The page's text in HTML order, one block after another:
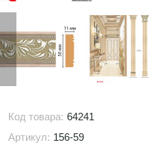
Код товара: 64241
Артикул: 156-59